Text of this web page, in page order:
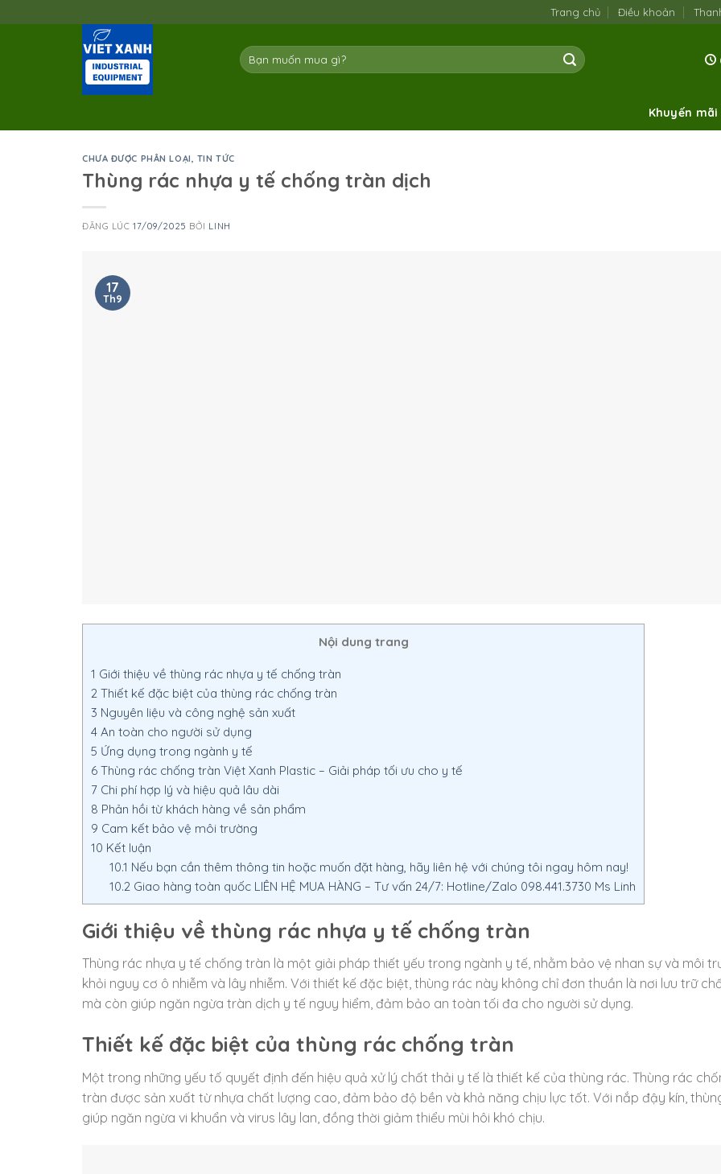
to
Trang chủ Điều khoản
Tìm
kiếm:
Khuyến mãi
CHƯA ĐƯỢC PHÂN LOẠI, TIN TỨC
Thùng rác nhựa y tế chống tràn dịch
ĐĂNG LÚC17/09/2025 BỞI LINH
17
Th9
Nội dung trang
1 Giới thiệu về thùng rác nhựa y tế chống tràn
2 Thiết kế đặc biệt của thùng rác chống tràn
3 Nguyên liệu và công nghệ sản xuất
4 An toàn cho người sử dụng
5 Ứng dụng trong ngành y tế
6 Thùng rác chống tràn Việt Xanh Plastic – Giải pháp tối ưu cho y tế
7 Chi phí hợp lý và hiệu quả lâu dài
8 Phản hồi từ khách hàng về sản phẩm
9 Cam kết bảo vệ môi trường
10 Kết luận
10.1 Nếu bạn cần thêm thông tin hoặc muốn đặt hàng, hãy liên hệ với chúng tôi ngay hôm nay!
10.2 Giao hàng toàn quốc LIÊN HỆ MUA HÀNG – Tư vấn 24/7: Hotline/Zalo 098.441.3730 Ms Linh
Giới thiệu về thùng rác nhựa y tế chống tràn
Thùng rác nhựa y tế chống tràn là một giải pháp thiết yếu trong ngành y tế, nhằm bảo vệ nhan sự và môi
khỏi nguy cơ ô nhiễm và lây nhiễm. Với thiết kế đặc biệt, thùng rác này không chỉ đơn thuần là nơi lưu trữ
mà còn giúp ngăn ngừa tràn dịch y tế nguy hiểm, đảm bảo an toàn tối đa cho người sử dụng.
Thiết kế đặc biệt của thùng rác chống tràn
Một trong những yếu tố quyết định đến hiệu quả xử lý chất thải y tế là thiết kế của thùng rác. Thùng rác
tràn được sản xuất từ nhựa chất lượng cao, đảm bảo độ bền và khả năng chịu lực tốt. Với nắp đậy kín,
giúp ngăn ngừa vi khuẩn và virus lây lan, đồng thời giảm thiểu mùi hôi khó chịu.